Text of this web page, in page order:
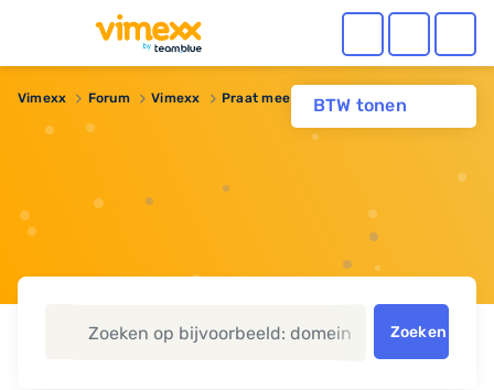
BTW tonen
Vimexx Forum Vimexx Praat mee over: Wat is HSTS?
Zoeken